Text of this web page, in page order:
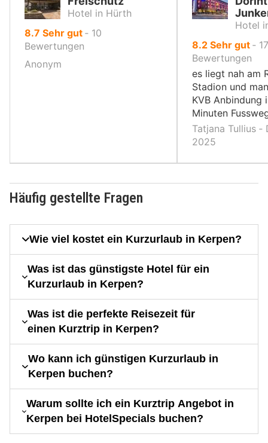
Hotel in Hürth
8.7 von
10,
Sehr gut ‐ 10
Bewertungen
Anonym
Hotel
8.2von
10,
Sehr gut ‐
Bewertungen
es liegt nah am
Stadion und
KVB Anbindung
Minuten
Tatjana Tullius ‐
2025
Häufig gestellte Fragen
Wie viel kostet ein Kurzurlaub in Kerpen?
Was ist das günstigste Hotel für ein
Kurzurlaub in Kerpen?
Was ist die perfekte Reisezeit für
einen Kurztrip in Kerpen?
Wo kann ich günstigen Kurzurlaub in
Kerpen buchen?
Warum sollte ich ein Kurztrip Angebot in
Kerpen bei HotelSpecials buchen?